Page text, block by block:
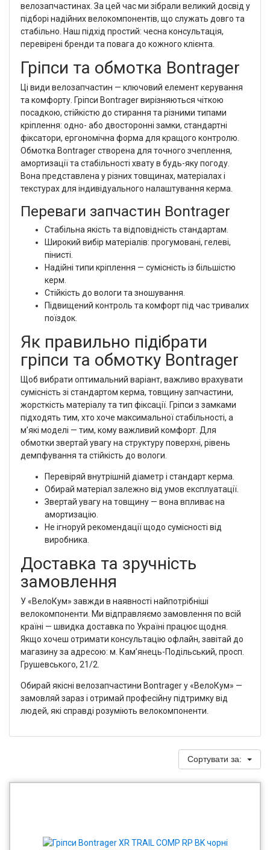
велозапчастинах. За цей час ми зібрали великий досвід у
підборі надійних велокомпонентів, що служать довго та
стабільно. Наш підхід простий: чесна консультація,
перевірені бренди та повага до кожного клієнта.
Гріпси та обмотка Bontrager
Ці види велозапчастин — ключовий елемент керування
та комфорту. Гріпси Bontrager вирізняються чіткою
посадкою, стійкістю до стирання та різними типами
кріплення: одно- або двосторонні замки, стандартні
фіксатори, ергономічна форма для кращого контролю.
Обмотка Bontrager створена для точного зчеплення,
амортизації та стабільності хвату в будь-яку погоду.
Вона представлена у різних товщинах, матеріалах і
текстурах для індивідуального налаштування керма.
Переваги запчастин Bontrager
Стабільна якість та відповідність стандартам.
Широкий вибір матеріалів: прогумовані, гелеві,
пінисті.
Надійні типи кріплення — сумісність із більшістю
керм.
Стійкість до вологи та зношування.
Підвищений контроль та комфорт під час тривалих
поїздок.
Як правильно підібрати
гріпси та обмотку Bontrager
Щоб вибрати оптимальний варіант, важливо врахувати
сумісність зі стандартом керма, товщину запчастини,
жорсткість матеріалу та тип фіксації. Гріпси з замками
підходять тим, хто хоче максимальної стабільності, а
м’які моделі — тим, кому важливий комфорт. Для
обмотки звертай увагу на структуру поверхні, рівень
демпфування та стійкість до вологи.
Перевіряй внутрішній діаметр і стандарт керма.
Обирай матеріал залежно від умов експлуатації.
Звертай увагу на товщину — вона впливає на
амортизацію.
Не ігноруй рекомендації щодо сумісності від
виробника.
Доставка та зручність
замовлення
У «ВелоКум» завжди в наявності найпотрібніші
велокомпоненти. Ми відправляємо замовлення по всій
країні — швидка доставка по Україні працює щодня.
Якщо хочеш отримати консультацію офлайн, завітай до
магазину за адресою: м. Кам’янець-Подільський, просп.
Грушевського, 21/2.
Обирай якісні велозапчастини Bontrager у «ВелоКум» —
замовляй зараз і отримай професійну підтримку від
людей, які справді розуміють велокомпоненти.
Сортувати за: